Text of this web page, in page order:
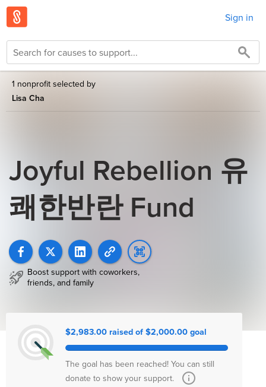
Sign in
1 nonprofit selected by
Lisa Cha
Joyful Rebellion 유
쾌한반란 Fund
Boost support with coworkers,
friends, and family
$2,983.00 raised of $2,000.00 goal
The goal has been reached! You can still
donate to show your support.